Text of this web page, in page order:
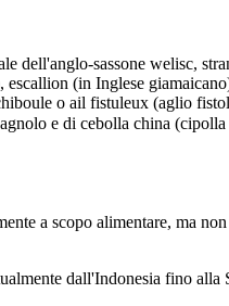
dell'anglo-sassone welisc,
(in Inglese
o ail fistuleux (aglio
e di cebolla china
a scopo alimentare, ma
dall'Indonesia fino